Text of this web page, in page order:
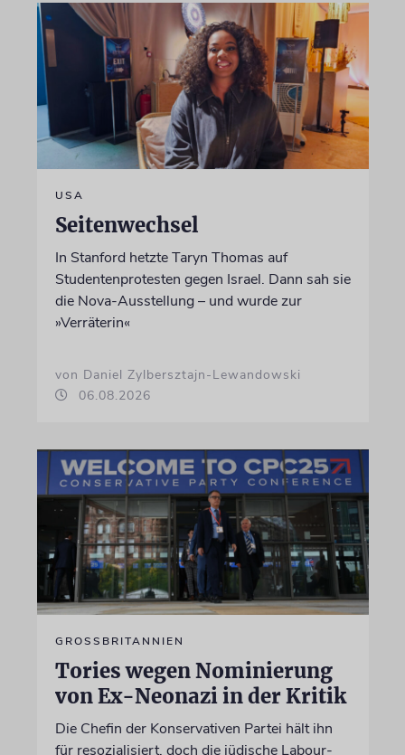
USA
Seitenwechsel
In Stanford hetzte Taryn Thomas auf
Studentenprotesten gegen Israel. Dann sah sie
die Nova-Ausstellung – und wurde zur
»Verräterin«
von Daniel Zylbersztajn-Lewandowski
06.08.2026
GROSSBRITANNIEN
Tories wegen Nominierung
von Ex-Neonazi in der Kritik
Die Chefin der Konservativen Partei hält ihn
für resozialisiert, doch die jüdische Labour-